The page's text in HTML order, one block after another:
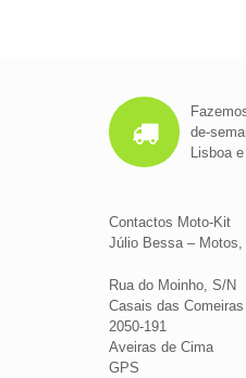
de-
Lisboa
Contactos Moto-Kit
Júlio Bessa – Motos,
Rua do Moinho, S/N
Casais das Comeiras
2050-191
Aveiras de Cima
GPS